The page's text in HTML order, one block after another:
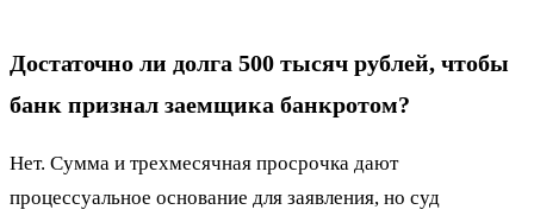
Достаточно ли долга 500 тысяч рублей, чтобы
банк признал заемщика банкротом?
Нет. Сумма и трехмесячная просрочка дают
процессуальное основание для заявления, но суд